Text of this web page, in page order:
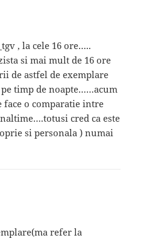
, la cele 16 ore…..
si mai mult de 16 ore
de astfel de exemplare
pe timp de noapte……acum
face o comparatie intre
cred ca este
si personala ) numai
refer la